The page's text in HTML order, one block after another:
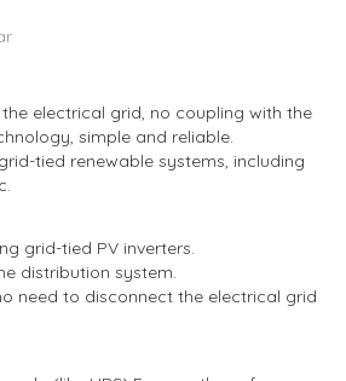
electrical grid, no coupling with the
simple and reliable.
tied renewable systems, including
grid-tied PV inverters.
distribution system.
need to disconnect the electrical grid